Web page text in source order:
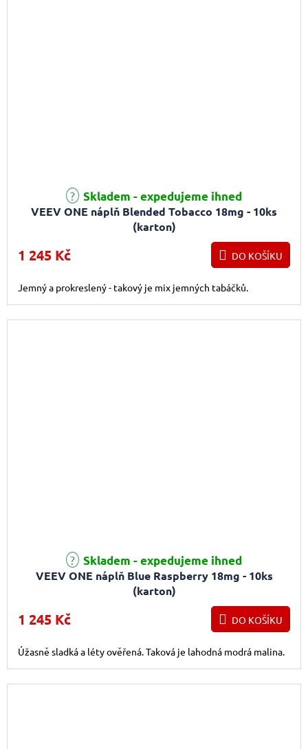
VEEV ONE náplň Blended Tobacco 18mg - 10ks
(karton)
Skladem - expedujeme ihned
1 245 Kč DO KOŠÍKU
Jemný a prokreslený - takový je mix jemných tabáčků.
VEEV ONE náplň Blue Raspberry 18mg - 10ks
(karton)
Skladem - expedujeme ihned
1 245 Kč DO KOŠÍKU
Úžasně sladká a léty ověřená. Taková je lahodná modrá malina.